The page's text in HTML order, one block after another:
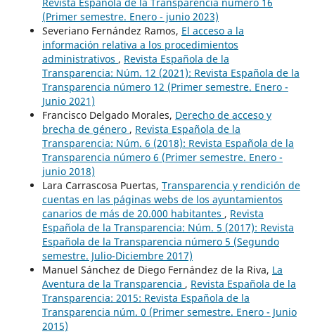
(Primer semestre. Enero - junio 2023)
Severiano Fernández Ramos, El acceso a la
información relativa a los procedimientos
administrativos , Revista Española de la
Transparencia: Núm. 12 (2021): Revista Española de la
Transparencia número 12 (Primer semestre. Enero -
Junio 2021)
Francisco Delgado Morales, Derecho de acceso y
brecha de género , Revista Española de la
Transparencia: Núm. 6 (2018): Revista Española de la
Transparencia número 6 (Primer semestre. Enero -
junio 2018)
Lara Carrascosa Puertas, Transparencia y rendición de
cuentas en las páginas webs de los ayuntamientos
canarios de más de 20.000 habitantes , Revista
Española de la Transparencia: Núm. 5 (2017): Revista
Española de la Transparencia número 5 (Segundo
semestre. Julio-Diciembre 2017)
Manuel Sánchez de Diego Fernández de la Riva, La
Aventura de la Transparencia , Revista Española de la
Transparencia: 2015: Revista Española de la
Transparencia núm. 0 (Primer semestre. Enero - Junio
2015)